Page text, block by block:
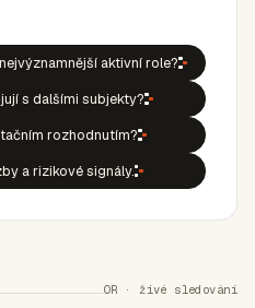
aktivní role?
s dalšími subjekty?
rozhodnutím?
a rizikové signály.
OR · živé sledování